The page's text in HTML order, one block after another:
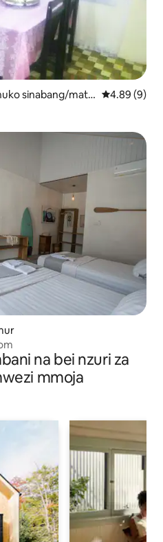
sinabang/mata
Ukadiriaji
4.89 (9)
na bei nzuri za
mmoja